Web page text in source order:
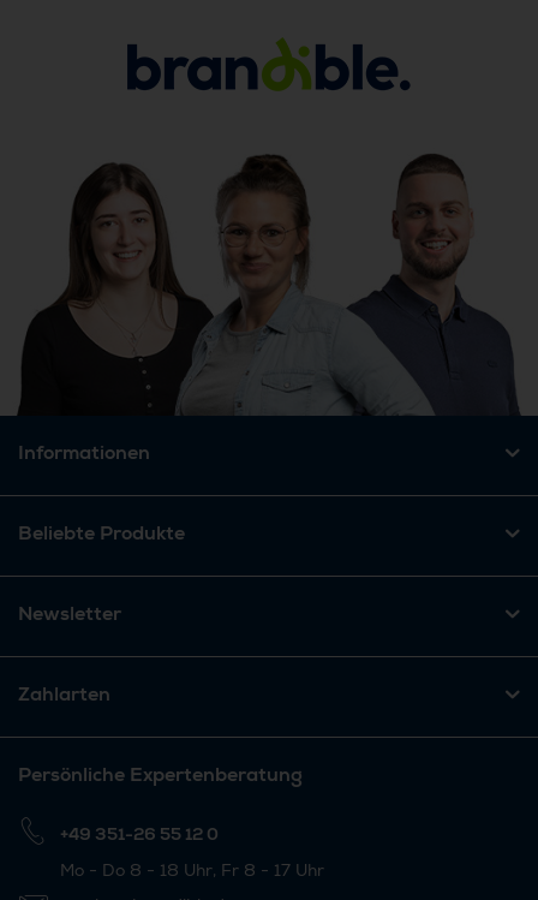
Informationen
Beliebte Produkte
Newsletter
Zahlarten
Persönliche Expertenberatung
+49 351-26 55 12 0
Mo - Do 8 - 18 Uhr, Fr 8 - 17 Uhr